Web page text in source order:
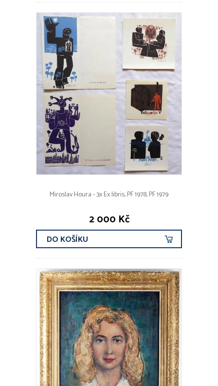
Miroslav Houra - 3x Ex libris, PF 1978, PF 1979
2 000 Kč
DO KOŠÍKU